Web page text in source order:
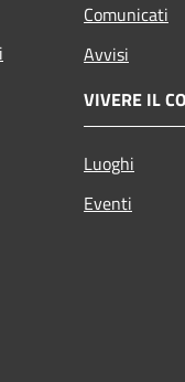
Comunicati
Avvisi
VIVERE IL
Luoghi
Eventi